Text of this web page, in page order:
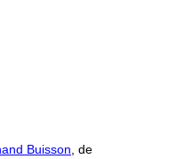
Buisson , de